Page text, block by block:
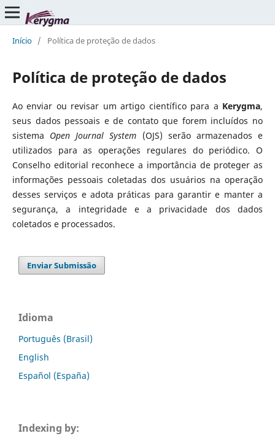
Início / Política de proteção de dados
Política de proteção de dados
Ao enviar ou revisar um artigo científico para a Kerygma,
seus dados pessoais e de contato que forem incluídos no
sistema Open Journal System (OJS) serão armazenados e
utilizados para as operações regulares do periódico. O
Conselho editorial reconhece a importância de proteger as
informações pessoais coletadas dos usuários na operação
desses serviços e adota práticas para garantir e manter a
segurança, a integridade e a privacidade dos dados
coletados e processados.
Enviar Submissão
Idioma
Português (Brasil)
English
Español (España)
Indexing by: